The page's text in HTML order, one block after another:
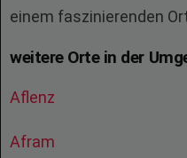
einem faszinierenden
weitere Orte in der
Aflenz
Afram